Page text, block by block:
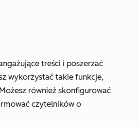
treści i poszerzać
wykorzystać takie funkcje,
również skonfigurować
czytelników o